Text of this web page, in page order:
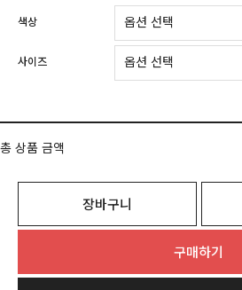
색상
사이즈
총 상품 금액
장바구니
구매하기